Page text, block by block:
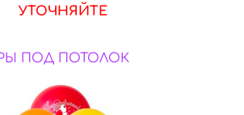
УТОЧНЯЙТЕ
ПОД ПОТОЛОК